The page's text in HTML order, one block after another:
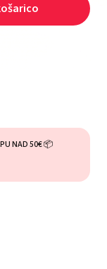
NAD 50€ 📦